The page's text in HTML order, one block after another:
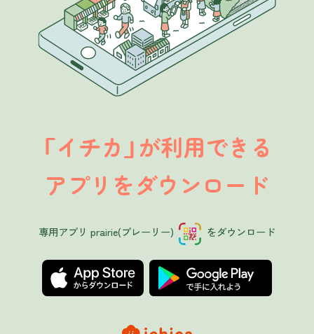
「イチカ 」 が利用できる
アプリをダウンロード
専用アプリ prairie(プレーリー) をダウンロード